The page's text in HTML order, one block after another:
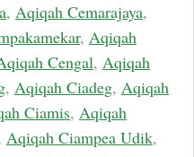
, Aqiqah Cemarajaya,
, Aqiqah
Cengal, Aqiqah
, Aqiqah Ciadeg, Aqiqah
Ciamis, Aqiqah
Aqiqah Ciampea Udik,